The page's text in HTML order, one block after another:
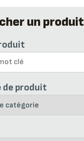
un produit
de produit